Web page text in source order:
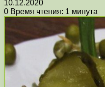
10.12.2020
0 Время чтения: 1 минута